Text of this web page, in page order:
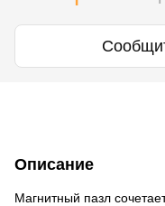
Описание
Магнитный пазл